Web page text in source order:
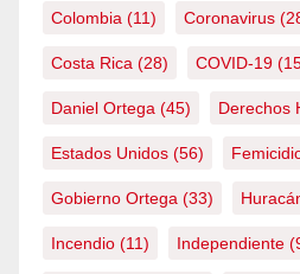
Colombia (11) Coronavirus
Costa Rica (28) COVID-19
Daniel Ortega (45) Derechos
Estados Unidos (56)
Gobierno Ortega (33)
Incendio (11) Independiente